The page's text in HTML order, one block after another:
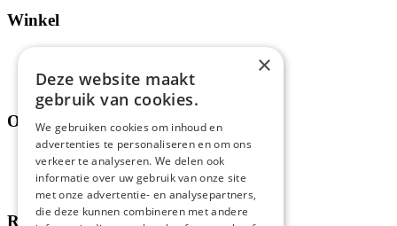
Winkel
Assortiment
Thema's
Over ons
Wie zijn wij?
Recepten
Tips
Recensies
×
Deze website maakt
gebruik van cookies.
We gebruiken cookies om inhoud en
advertenties te personaliseren en om ons
verkeer te analyseren. We delen ook
informatie over uw gebruik van onze site
met onze advertentie- en analysepartners,
die deze kunnen combineren met andere